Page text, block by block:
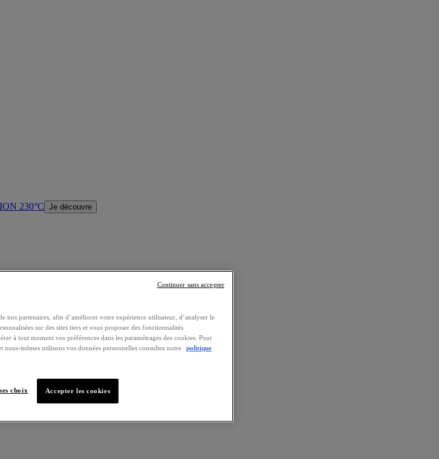
230°C Je découvre
nos partenaires, afin d’améliorer votre expérience utilisateur, d’analyser le
sur des sites tiers et vous proposer des fonctionnalités
à tout moment vos préférences dans les paramétrages des cookies. Pour
mêmes utilisons vos données personnelles consultez notre
politique
Accepter les cookies
choix
Continuer sans accepter